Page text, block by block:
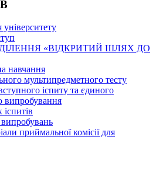
«ВІДКРИТИЙ ШЛЯХ ДО
навчання
мультипредметного тесту
іспиту та єдиного
випробування
приймальної комісії для